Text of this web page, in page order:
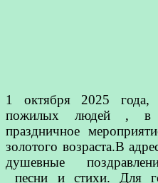
1 октября 2025
пожилых людей , в
праздничное
золотого возраста.В
душевные
песни и стихи. Для